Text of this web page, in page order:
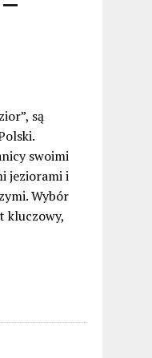
są
swoimi
jeziorami i
Wybór
kluczowy,